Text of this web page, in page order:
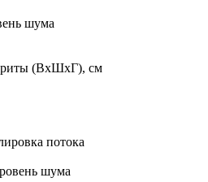
шума
(ВхШхГ), см
потока
шума